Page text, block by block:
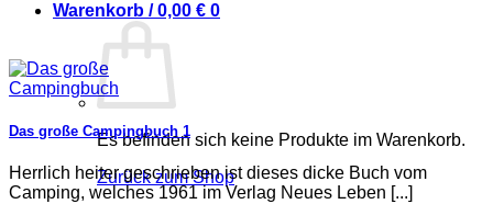
Warenkorb /0,00 € 0
Es befinden sich keine Produkte im Warenkorb.
Zurück zum Shop
Das große Campingbuch 1
Herrlich heiter geschrieben ist dieses dicke Buch vom
Camping, welches 1961 im Verlag Neues Leben [...]